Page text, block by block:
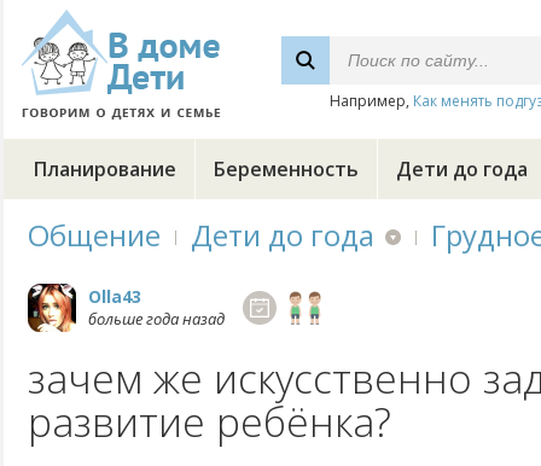
Например, Как менять
Планирование Беременность Дети до года
Общение Дети до года
Olla43
больше года назад
зачем же искусственно
развитие ребёнка?